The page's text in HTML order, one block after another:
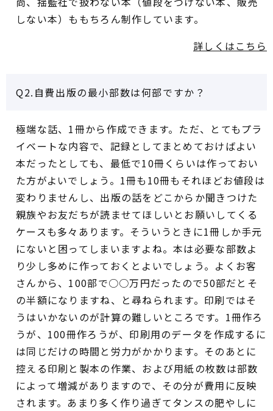
しない本）ももちろん制作しています。
詳しくはこちら
Q2.自費出版の最小部数は何部ですか？
極端な話、1冊から作成できます。ただ、とてもプラ
イベートな内容で、記録としてまとめておけばよい
本だったとしても、最低で10冊くらいは作っておい
た方がよいでしょう。1冊も10冊もそれほどお値段は
変わりませんし、出版の話をどこからか聞きつけた
親族やお友だちが読ませてほしいとお願いしてくる
ケースも多々あります。そういうときに1冊しか手元
にないと困ってしまいますよね。本は必要な部数よ
り少し多めに作っておくとよいでしょう。よくお客
さんから、100部で○○万円だったので50部だとそ
の半額になりますね、と尋ねられます。印刷ではそ
うはいかないのが計算の難しいところです。1冊作ろ
うが、100冊作ろうが、印刷用のデータを作成するに
は同じだけの時間と労力がかかります。そのあとに
控える印刷と製本の作業、および用紙の枚数は部数
によって増減がありますので、その分が費用に反映
されます。あまり多く作り過ぎてタンスの肥やしに